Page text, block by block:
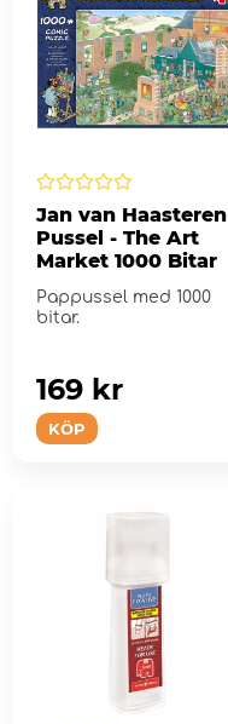
Jan van Haasteren
Pussel - The Art
Market 1000 Bitar
Pappussel med 1000
bitar.
KÖP
169 kr